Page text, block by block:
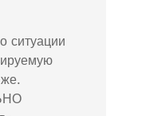
ситуации